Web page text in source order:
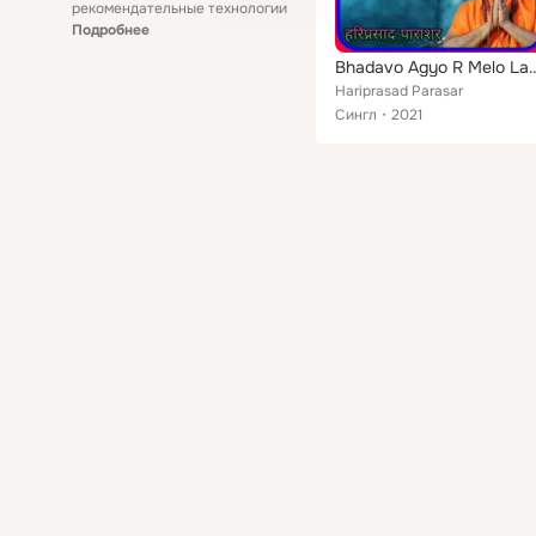
рекомендательные технологии
Подробнее
Bhadavo
Hariprasad Parasar
Сингл
2021